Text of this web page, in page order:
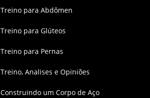
Treino para Abdômen
Treino para Glúteos
Treino para Pernas
Treino, Analises e Opiniões
Construindo um Corpo de Aço